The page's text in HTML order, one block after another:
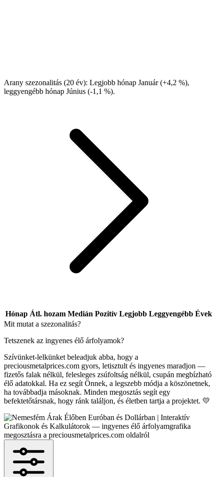
Arany szezonalitás (20 év): Legjobb hónap Január (+4,2 %),
leggyengébb hónap Június (-1,1 %).
Hónap Átl. hozam Medián Pozitív Legjobb Leggyengébb Évek
Mit mutat a szezonalitás?
Tetszenek az ingyenes élő árfolyamok?
Szívünket-lelkünket beleadjuk abba, hogy a
preciousmetalprices.com gyors, letisztult és ingyenes maradjon —
fizetős falak nélkül, felesleges zsúfoltság nélkül, csupán megbízható
élő adatokkal. Ha ez segít Önnek, a legszebb módja a köszönetnek,
ha továbbadja másoknak. Minden megosztás segít egy
befektetőtársnak, hogy ránk találjon, és életben tartja a projektet. 💛